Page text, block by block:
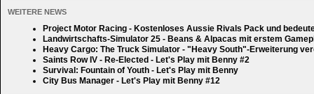
WEITERE NEWS
Project Motor Racing - Kostenloses Aussie Rivals Pack und
Landwirtschafts-Simulator 25 - Beans & Alpacas mit erstem
Heavy Cargo: The Truck Simulator - "Heavy South"-Erweiterung
Saints Row IV - Re-Elected - Let's Play mit Benny #2
Survival: Fountain of Youth - Let's Play mit Benny
City Bus Manager - Let's Play mit Benny #12